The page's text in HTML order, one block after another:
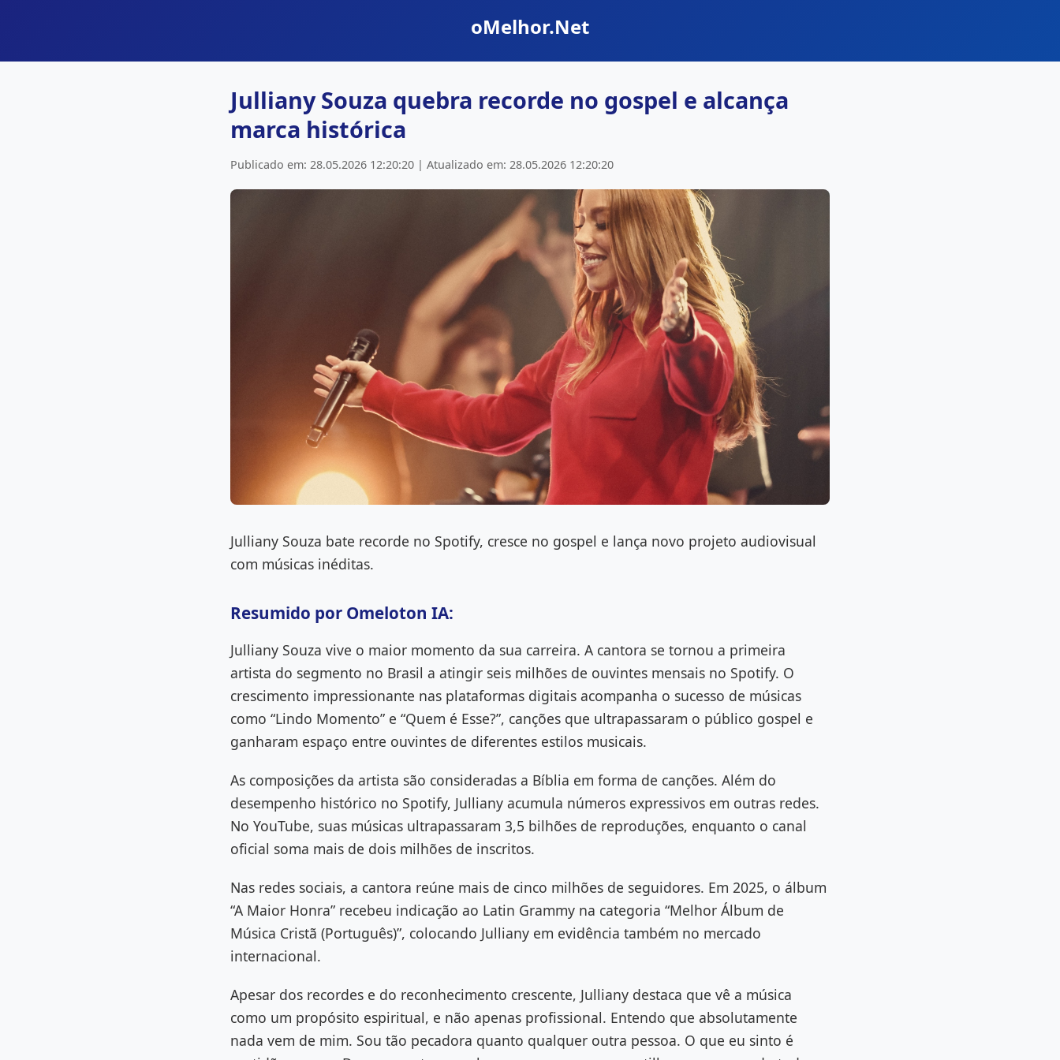
oMelhor.Net
Julliany Souza quebra recorde no gospel e alcança
marca histórica
Publicado em: 28.05.2026 12:20:20 | Atualizado em: 28.05.2026 12:20:20
Julliany Souza bate recorde no Spotify, cresce no gospel e lança novo projeto audiovisual
com músicas inéditas.
Resumido por Omeloton IA:
Julliany Souza vive o maior momento da sua carreira. A cantora se tornou a primeira
artista do segmento no Brasil a atingir seis milhões de ouvintes mensais no Spotify. O
crescimento impressionante nas plataformas digitais acompanha o sucesso de músicas
como “Lindo Momento” e “Quem é Esse?”, canções que ultrapassaram o público gospel e
ganharam espaço entre ouvintes de diferentes estilos musicais.
As composições da artista são consideradas a Bíblia em forma de canções. Além do
desempenho histórico no Spotify, Julliany acumula números expressivos em outras redes.
No YouTube, suas músicas ultrapassaram 3,5 bilhões de reproduções, enquanto o canal
oficial soma mais de dois milhões de inscritos.
Nas redes sociais, a cantora reúne mais de cinco milhões de seguidores. Em 2025, o álbum
“A Maior Honra” recebeu indicação ao Latin Grammy na categoria “Melhor Álbum de
Música Cristã (Português)”, colocando Julliany em evidência também no mercado
internacional.
Apesar dos recordes e do reconhecimento crescente, Julliany destaca que vê a música
como um propósito espiritual, e não apenas profissional. Entendo que absolutamente
nada vem de mim. Sou tão pecadora quanto qualquer outra pessoa. O que eu sinto é